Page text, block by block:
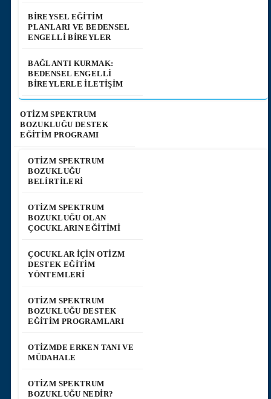
BIREYSEL EĞITIM
PLANLARI VE BEDENSEL
ENGELLI BIREYLER
BAĞLANTI KURMAK:
BEDENSEL ENGELLI
BIREYLERLE İLETIŞIM
OTİZM SPEKTRUM
BOZUKLUĞU DESTEK
EĞİTİM PROGRAMI
OTIZM SPEKTRUM
BOZUKLUĞU
BELIRTILERI
OTIZM SPEKTRUM
BOZUKLUĞU OLAN
ÇOCUKLARIN EĞITIMI
ÇOCUKLAR İÇIN OTIZM
DESTEK EĞITIM
YÖNTEMLERI
OTIZM SPEKTRUM
BOZUKLUĞU DESTEK
EĞITIM PROGRAMLARI
OTIZMDE ERKEN TANI VE
MÜDAHALE
OTIZM SPEKTRUM
BOZUKLUĞU NEDIR?